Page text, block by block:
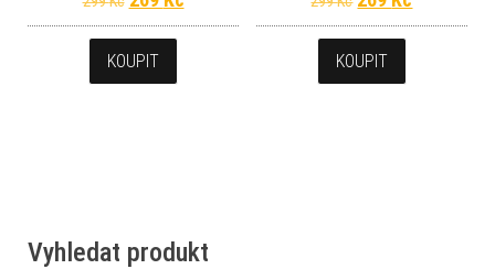
KOUPIT KOUPIT
Vyhledat produkt